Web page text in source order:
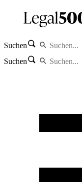
Suchen
Suchen